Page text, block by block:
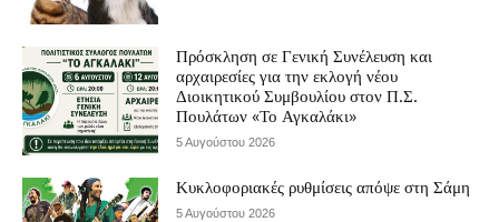
Πρόσκληση σε Γενική Συνέλευση και
αρχαιρεσίες για την εκλογή νέου
Διοικητικού Συμβουλίου στον Π.Σ.
Πουλάτων «Το Αγκαλάκι»
5 Αυγούστου 2026
Κυκλοφοριακές ρυθμίσεις απόψε στη Σάμη
5 Αυγούστου 2026